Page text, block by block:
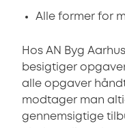
Alle former for
Hos AN Byg
besigtiger
alle opgaver
modtager man
gennemsigtige